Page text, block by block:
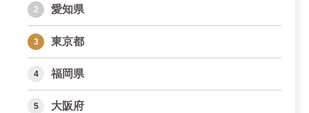
愛知県
東京都
福岡県
大阪府